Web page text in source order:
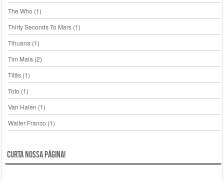
The Who (1)
Thirty Seconds To Mars(1)
Tihuana (1)
Tim Maia (2)
Titãs(1)
Toto (1)
Van Halen (1)
Walter Franco (1)
Curta nossa página!